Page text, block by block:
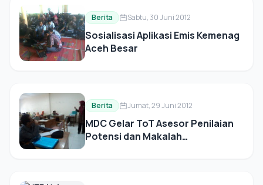
Berita Sabtu, 30 Juni 2012
Sosialisasi Aplikasi Emis Kemenag
Aceh Besar
Berita Jumat, 29 Juni 2012
MDC Gelar ToT Asesor Penilaian
Potensi dan Makalah